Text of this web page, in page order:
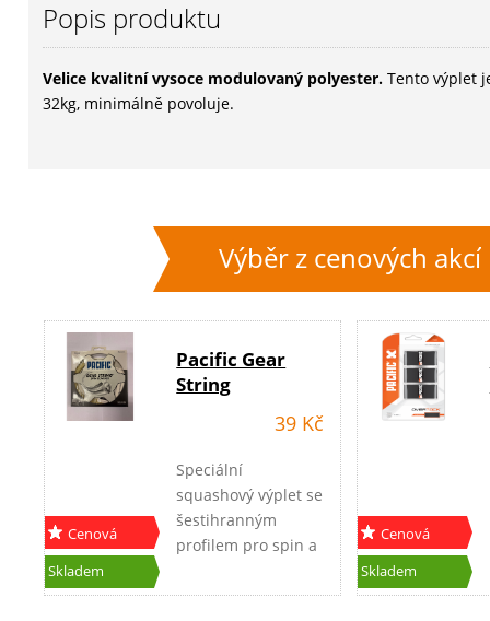
Popis produktu
Velice kvalitní vysoce modulovaný polyester. Tento výplet
32kg, minimálně povoluje.
Výběr z cenových akcí
Cenová
akce
Skladem
Pacific Gear
String
39 Kč
Speciální
squashový výplet se
šestihranným
profilem pro spin a
Cenová
akce
Skladem